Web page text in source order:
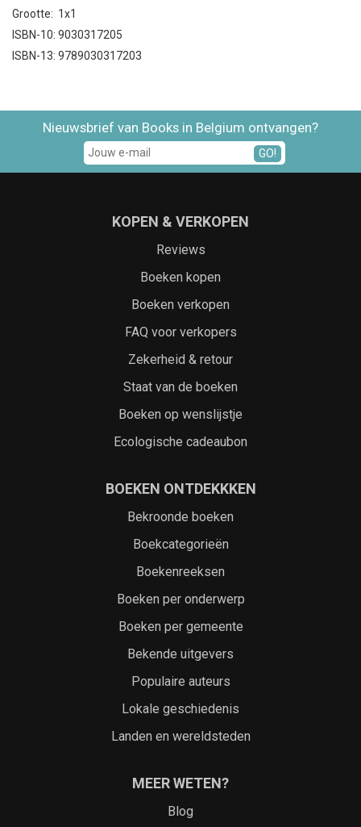
Grootte: 1x1
ISBN-10: 9030317205
ISBN-13: 9789030317203
Nieuwsbrief van Books in Belgium ontvangen?
GO!
KOPEN & VERKOPEN
Reviews
Boeken kopen
Boeken verkopen
FAQ voor verkopers
Zekerheid & retour
Staat van de boeken
Boeken op wenslijstje
Ecologische cadeaubon
BOEKEN ONTDEKKKEN
Bekroonde boeken
Boekcategorieën
Boekenreeksen
Boeken per onderwerp
Boeken per gemeente
Bekende uitgevers
Populaire auteurs
Lokale geschiedenis
Landen en wereldsteden
MEER WETEN?
Blog